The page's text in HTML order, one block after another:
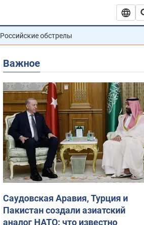
Российские обстрелы
Важное
Саудовская Аравия, Турция и
Пакистан создали азиатский
аналог НАТО: что известно